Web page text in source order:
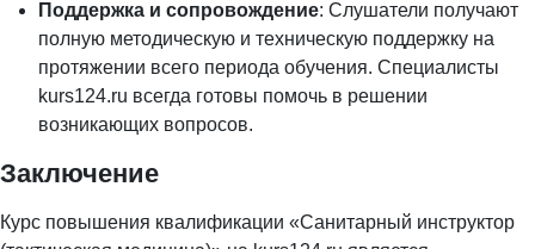
Поддержка и сопровождение: Слушатели получают
полную методическую и техническую поддержку на
протяжении всего периода обучения. Специалисты
kurs124.ru всегда готовы помочь в решении
возникающих вопросов.
Заключение
Курс повышения квалификации «Санитарный инструктор